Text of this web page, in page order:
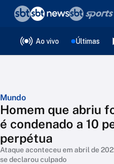
Ao vivo Últimas
Mundo
Homem que abriu
é condenado a 10
perpétua
Ataque aconteceu em abril de
se declarou culpado
❮voltar
Editorias